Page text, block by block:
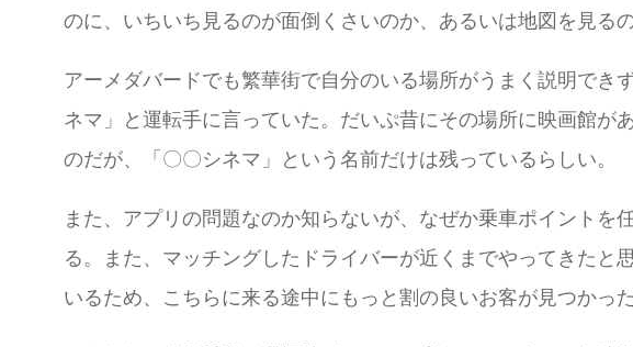
のに、いちいち見るのが面倒くさいのか、あるいは地図を見る
アーメダバードでも繁華街で自分のいる場所がうまく説明で
ネマ」と運転手に言っていた。だいぷ昔にその場所に映画館
のだが、「〇〇シネマ」という名前だけは残っているらしい。
また、アプリの問題なのか知らないが、なぜか乗車ポイント
る。また、マッチングしたドライバーが近くまでやってきた
いるため、こちらに来る途中にもっと割の良いお客が見つかっ